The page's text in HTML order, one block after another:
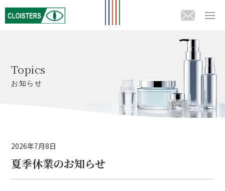
Topics
お知らせ
2026年7月8日
夏季休業のお知らせ